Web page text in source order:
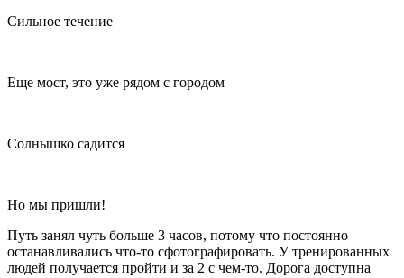
Сильное течение
Еще мост, это уже рядом с городом
Солнышко садится
Но мы пришли!
Путь занял чуть больше 3 часов, потому что постоянно
останавливались что-то сфотографировать. У тренированных
людей получается пройти и за 2 с чем-то. Дорога доступна